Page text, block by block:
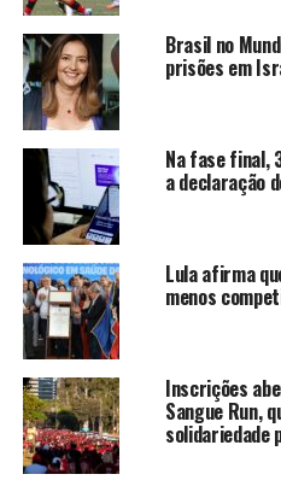
Outra equipe cearense a se
bateu o São Bernardo por 3
após um empate sem gols
confronto foi disputado no
São Bernardo do Campo.
Já na reedição da final do
Operário se deu melhor e
atacante Hildeberto Pereira,
Londrina pelo placar de 1 a
LEIA TAMBÉM
Flamengo
Brasil no
prisões em
Na fase final,
a declaração
Lula afirma
menos
Inscrições
Sangue Run,
solidariedade